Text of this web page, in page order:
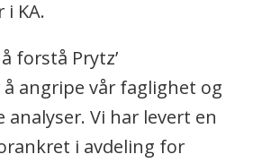
i KA.
forstå Prytz’
angripe vår faglighet og
Vi har levert en
i avdeling for